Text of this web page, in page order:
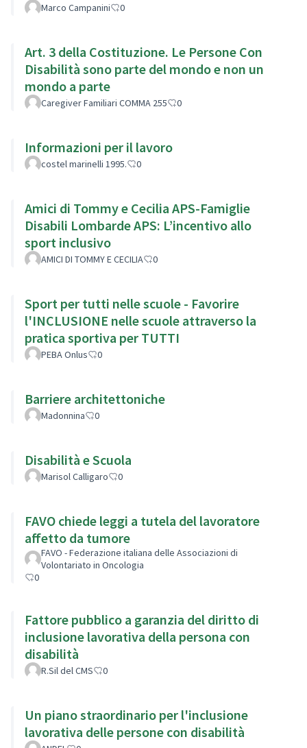
Marco Campanini 0
Art. 3 della Costituzione. Le Persone Con
Disabilità sono parte del mondo e non un
mondo a parte
Caregiver Familiari COMMA 255 0
Informazioni per il lavoro
costel marinelli 1995. 0
Amici di Tommy e Cecilia APS-Famiglie
Disabili Lombarde APS: L’incentivo allo
sport inclusivo
AMICI DI TOMMY E CECILIA 0
Sport per tutti nelle scuole - Favorire
l'INCLUSIONE nelle scuole attraverso la
pratica sportiva per TUTTI
PEBA Onlus 0
Barriere architettoniche
Madonnina 0
Disabilità e Scuola
Marisol Calligaro 0
FAVO chiede leggi a tutela del lavoratore
affetto da tumore
FAVO - Federazione italiana delle Associazioni di
Volontariato in Oncologia
0
Fattore pubblico a garanzia del diritto di
inclusione lavorativa della persona con
disabilità
R.Sil del CMS 0
Un piano straordinario per l'inclusione
lavorativa delle persone con disabilità